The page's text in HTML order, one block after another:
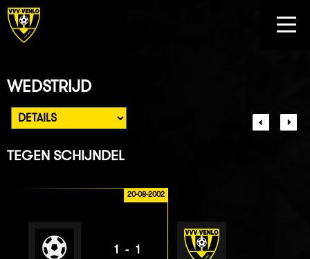
WEDSTRIJD
TEGEN SCHIJNDEL
20-08-2002
1-1